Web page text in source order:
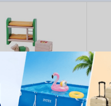
Pitoys 12040 ריהוט חדר
ילדים לבית בובות